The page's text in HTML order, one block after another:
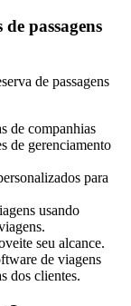
passagens
de passagens
de companhias
de gerenciamento
para
usando
seu alcance.
de viagens
dos clientes.